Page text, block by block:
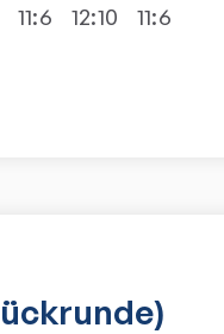
11:6 12:10 11:6